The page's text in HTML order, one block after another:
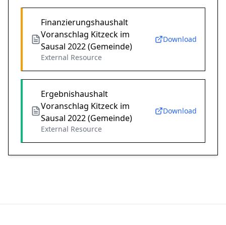
Finanzierungshaushalt
Voranschlag Kitzeck im
Sausal 2022 (Gemeinde)
External Resource
Download
Ergebnishaushalt
Voranschlag Kitzeck im
Sausal 2022 (Gemeinde)
External Resource
Download